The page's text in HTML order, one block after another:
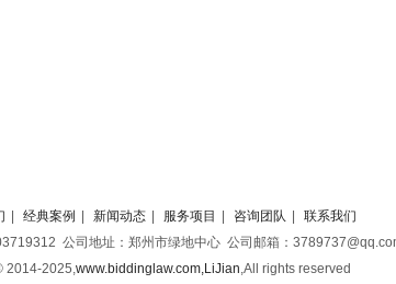
经典案例 新闻动态 服务项目 咨询团队
联系我们
公司地址：郑州市绿地中心 公司邮箱：
2014-2025,www.biddinglaw.com,LiJian,All rights reserved